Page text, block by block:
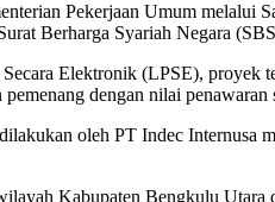
Pekerjaan Umum melalui
Berharga Syariah Negara
Elektronik (LPSE),
pemenang dengan nilai
oleh PT Indec
Kabupaten Bengkulu Utara